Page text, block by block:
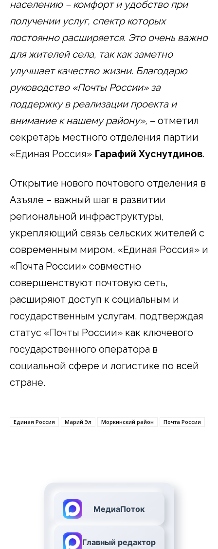
населению – комфорт и удобство при
получении услуг, спектр которых
постоянно расширяется. Это очень важно
для жителей села, так как заметно
улучшает качество жизни. Благодарю
руководство «Почты России» за
поддержку в реализации проекта и
внимание к нашему району», – отметил
секретарь местного отделения партии
«Единая Россия» Гарафий Хуснутдинов.
Открытие нового почтового отделения в
Азъяле – важный шаг в развитии
региональной инфраструктуры,
укрепляющий связь сельских жителей с
современным миром. «Единая Россия» и
«Почта России» совместно
совершенствуют почтовую сеть,
расширяют доступ к социальным и
государственным услугам, подтверждая
статус «Почты России» как ключевого
государственного оператора в
социальной сфере и логистике по всей
стране.
Единая Россия Марий Эл Моркинский район Почта России
МедиаПоток
Главный редактор